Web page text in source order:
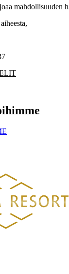
mahdollisuuden